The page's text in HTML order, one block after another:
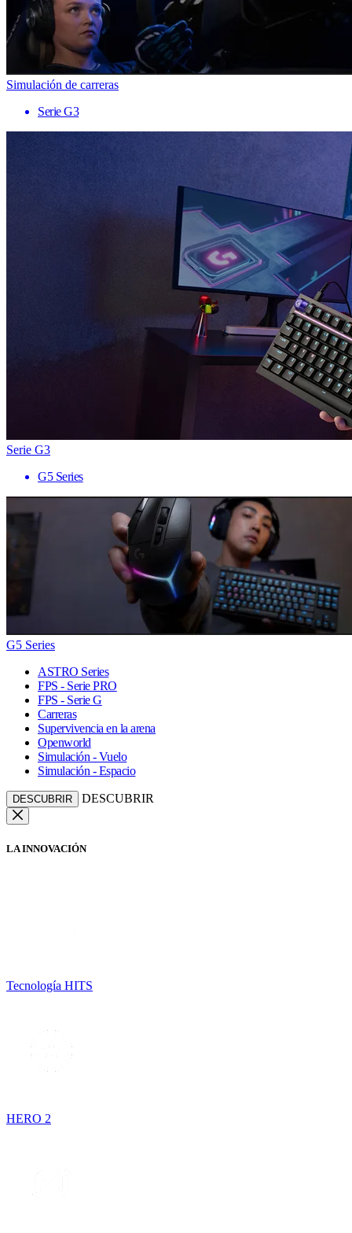
Simulación de carreras
Serie G3
Serie G3
G5 Series
G5 Series
ASTRO Series
FPS - Serie PRO
FPS - Serie G
Carreras
Supervivencia en la arena
Openworld
Simulación - Vuelo
Simulación - Espacio
DESCUBRIR DESCUBRIR
LA INNOVACIÓN
Tecnología HITS
HERO 2